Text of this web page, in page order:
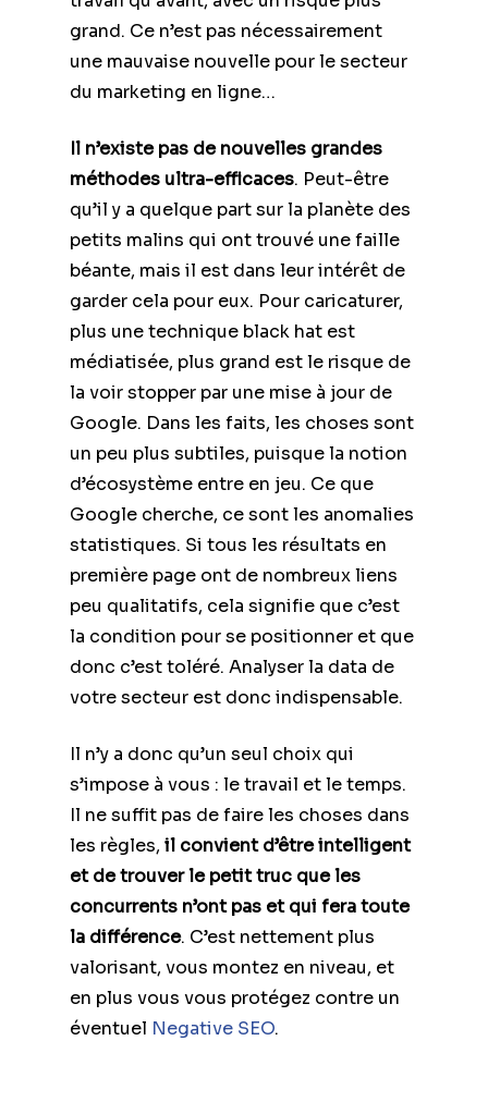
grand. Ce n’est pas nécessairement
une mauvaise nouvelle pour le secteur
du marketing en ligne…
Il n’existe pas de nouvelles grandes
méthodes ultra-efficaces. Peut-être
qu’il y a quelque part sur la planète des
petits malins qui ont trouvé une faille
béante, mais il est dans leur intérêt de
garder cela pour eux. Pour caricaturer,
plus une technique black hat est
médiatisée, plus grand est le risque de
la voir stopper par une mise à jour de
Google. Dans les faits, les choses sont
un peu plus subtiles, puisque la notion
d’écosystème entre en jeu. Ce que
Google cherche, ce sont les anomalies
statistiques. Si tous les résultats en
première page ont de nombreux liens
peu qualitatifs, cela signifie que c’est
la condition pour se positionner et que
donc c’est toléré. Analyser la data de
votre secteur est donc indispensable.
Il n’y a donc qu’un seul choix qui
s’impose à vous : le travail et le temps.
Il ne suffit pas de faire les choses dans
les règles, il convient d’être intelligent
et de trouver le petit truc que les
concurrents n’ont pas et qui fera toute
la différence. C’est nettement plus
valorisant, vous montez en niveau, et
en plus vous vous protégez contre un
éventuel Negative SEO.